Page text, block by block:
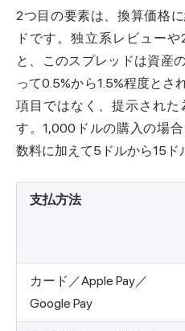
2つ目の要素は、換算価格
ドです。独立系レビュー
と、このスプレッドは資産
って0.5%から1.5%程度とさ
項目ではなく、提示された
す。1,000ドルの購入の場
数料に加えて5ドルから15ド
支払方法
カード／Apple Pay／
Google Pay